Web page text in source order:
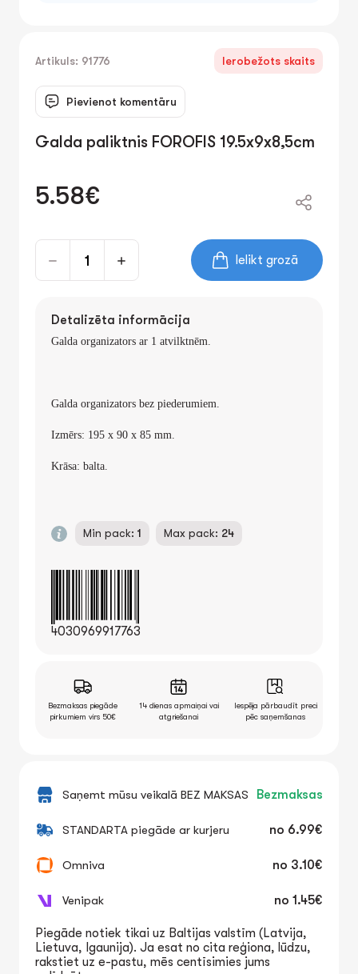
Artikuls: 91776 Ierobežots skaits
Pievienot komentāru
Galda paliktnis FOROFIS 19.5x9x8,5cm
5.58€
Ielikt grozā
Detalizēta informācija
Galda organizators ar 1 atvilktnēm.
Galda organizators bez piederumiem.
Izmērs: 195 x 90 x 85 mm.
Krāsa: balta.
Min pack: 1 Max pack: 24
4030969917763
Bezmaksas piegāde
pirkumiem virs 50€
14 dienas apmaiņai vai
atgriešanai
Iespēja pārbaudīt preci
pēc saņemšanas
Saņemt mūsu veikalā BEZ MAKSAS Bezmaksas
STANDARTA piegāde ar kurjeru no 6.99€
Omniva no 3.10€
Venipak no 1.45€
Piegāde notiek tikai uz Baltijas valstīm (Latvija,
Lietuva, Igaunija). Ja esat no cita reģiona, lūdzu,
rakstiet uz e-pastu, mēs centīsimies jums